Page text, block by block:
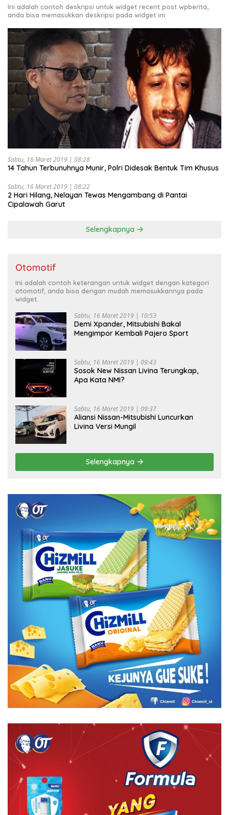
Ini adalah contoh deskripsi untuk widget recent post wpberita,
anda bisa memasukkan deskripsi pada widget ini.
Sabtu, 16 Maret 2019 | 08:28
14 Tahun Terbunuhnya Munir, Polri Didesak Bentuk Tim Khusus
Sabtu, 16 Maret 2019 | 08:22
2 Hari Hilang, Nelayan Tewas Mengambang di Pantai
Cipalawah Garut
Selengkapnya
Otomotif
Ini adalah contoh keterangan untuk widget dengan kategori
otomotif, anda bisa dengan mudah memasukkannya pada
widget.
Sabtu, 16 Maret 2019 | 10:53
Demi Xpander, Mitsubishi Bakal
Mengimpor Kembali Pajero Sport
Sabtu, 16 Maret 2019 | 09:43
Sosok New Nissan Livina Terungkap,
Apa Kata NMI?
Sabtu, 16 Maret 2019 | 09:37
Aliansi Nissan-Mitsubishi Luncurkan
Livina Versi Mungil
Selengkapnya